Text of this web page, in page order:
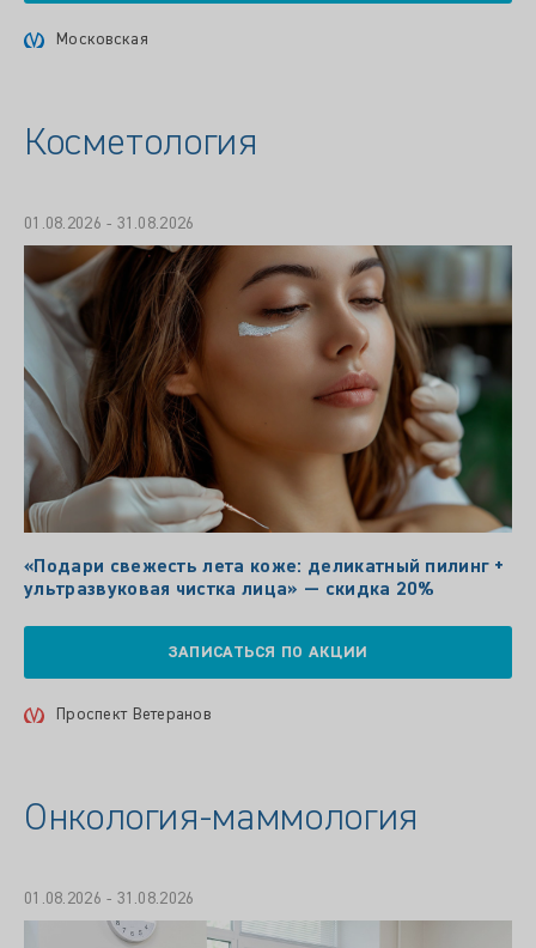
Московская
Косметология
01.08.2026 - 31.08.2026
«Подари свежесть лета коже: деликатный пилинг +
ультразвуковая чистка лица» — скидка 20%
ЗАПИСАТЬСЯ ПО АКЦИИ
Проспект Ветеранов
Онкология-маммология
01.08.2026 - 31.08.2026